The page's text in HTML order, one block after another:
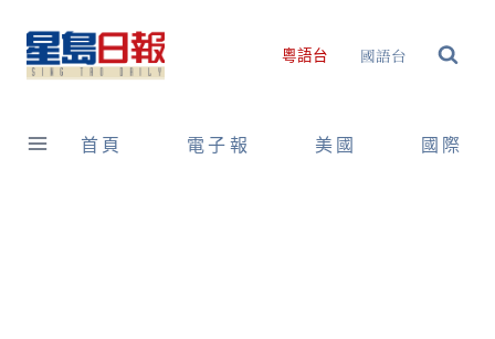
content
粵語台 國語台
首頁 電子報 美國 國際